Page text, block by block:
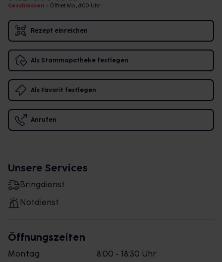
Geschlossen • Öffnet Mo., 8:00 Uhr
Rezept einreichen
Als Stammapotheke festlegen
Als Favorit festlegen
Anrufen
Unsere Services
Bringdienst
Notdienst
Öffnungszeiten
Montag
8:00 - 18:30 Uhr